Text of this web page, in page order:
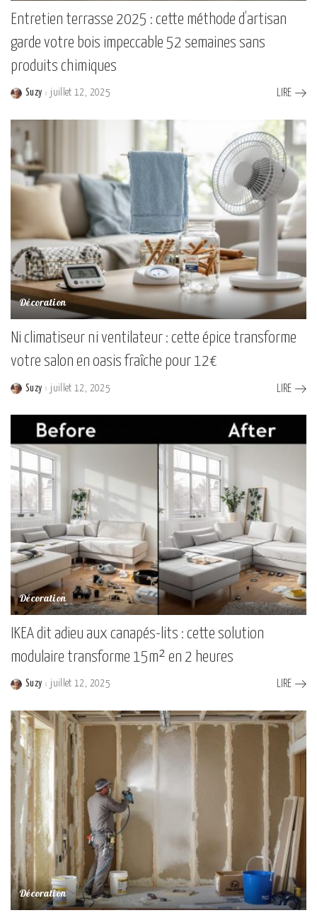
Entretien terrasse 2025 : cette méthode d’artisan
garde votre bois impeccable 52 semaines sans
produits chimiques
Posted
Suzy juillet 12, 2025 LIRE
Décoration
Ni climatiseur ni ventilateur : cette épice transforme
votre salon en oasis fraîche pour 12€
Posted
Suzy juillet 12, 2025 LIRE
Décoration
IKEA dit adieu aux canapés-lits : cette solution
modulaire transforme 15m² en 2 heures
Posted
Suzy juillet 12, 2025 LIRE
Décoration